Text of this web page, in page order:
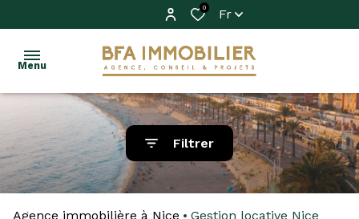
0 Fr
Menu
ACHETER
VENDRE
LOUER
Acheter
Filtrer
Agence immobilière à Nice Gestion locative Nice